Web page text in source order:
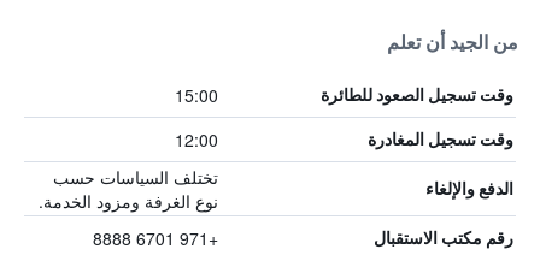
من الجيد أن تعلم
وقت تسجيل الصعود للطائرة 15:00
وقت تسجيل المغادرة 12:00
الدفع والإلغاء
تختلف السياسات حسب
نوع الغرفة ومزود الخدمة.
رقم مكتب الاستقبال +971 6701 8888